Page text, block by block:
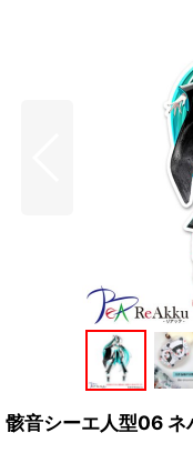
骸音シーエ人型06